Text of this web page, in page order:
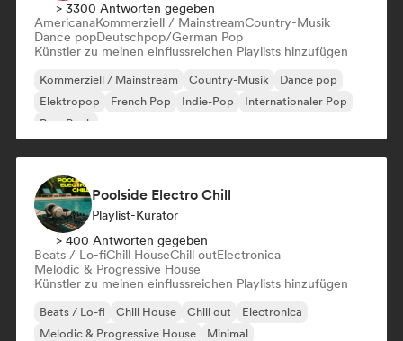
> 3300 Antworten gegeben
AmericanaKommerziell / MainstreamCountry-Musik
Dance popDeutschpop/German Pop
Künstler zu meinen einflussreichen Playlists hinzufügen
Kommerziell / Mainstream Country-Musik
Dance pop
Elektropop
French Pop Indie-Pop
Internationaler Pop
Pop-Rock
Poolside Electro Chill
Playlist-Kurator
> 400 Antworten gegeben
Beats / Lo-fiChill HouseChill outElectronica
Melodic & Progressive House
Künstler zu meinen einflussreichen Playlists hinzufügen
Beats / Lo-fi Chill House Chill out
Electronica
Melodic & Progressive House
Minimal